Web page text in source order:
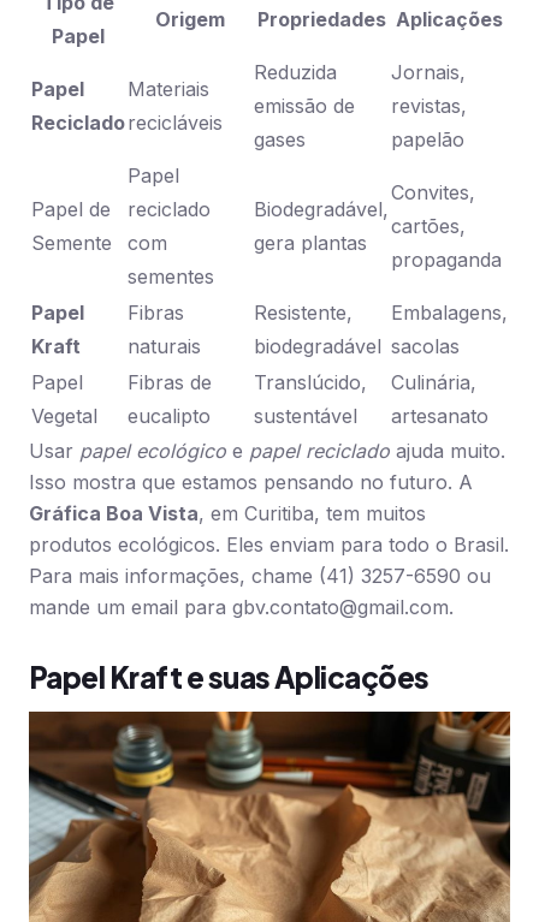
Papel
Origem Propriedades Aplicações
Papel
Reciclado
Materiais
recicláveis
Reduzida
emissão de
gases
Jornais,
revistas,
papelão
Papel de
Semente
Papel
reciclado
com
sementes
Biodegradável,
gera plantas
Convites,
cartões,
propaganda
Papel
Kraft
Fibras
naturais
Resistente,
biodegradável
Embalagens,
sacolas
Papel
Vegetal
Fibras de
eucalipto
Translúcido,
sustentável
Culinária,
artesanato
Usar papel ecológico e papel reciclado ajuda muito.
Isso mostra que estamos pensando no futuro. A
Gráfica Boa Vista, em Curitiba, tem muitos
produtos ecológicos. Eles enviam para todo o Brasil.
Para mais informações, chame (41) 3257-6590 ou
mande um email para gbv.contato@gmail.com.
Papel Kraft e suas Aplicações